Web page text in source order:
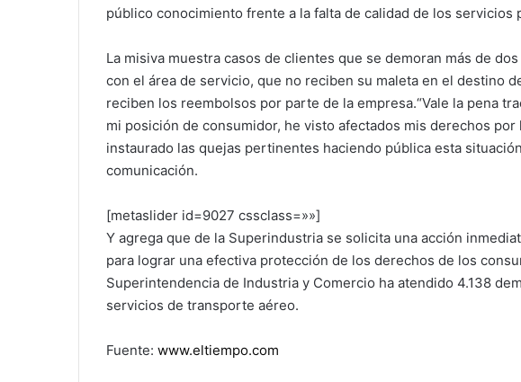
público conocimiento frente a la falta de calidad de los servicios
La misiva muestra casos de clientes que se demoran más de
con el área de servicio, que no reciben su maleta en el destino
reciben los reembolsos por parte de la empresa.“Vale la pena
mi posición de consumidor, he visto afectados mis derechos por
instaurado las quejas pertinentes haciendo pública esta
comunicación.
[metaslider id=9027 cssclass=»»]
Y agrega que de la Superindustria se solicita una acción
para lograr una efectiva protección de los derechos de los
Superintendencia de Industria y Comercio ha atendido 4.138
servicios de transporte aéreo.
Fuente: www.eltiempo.com